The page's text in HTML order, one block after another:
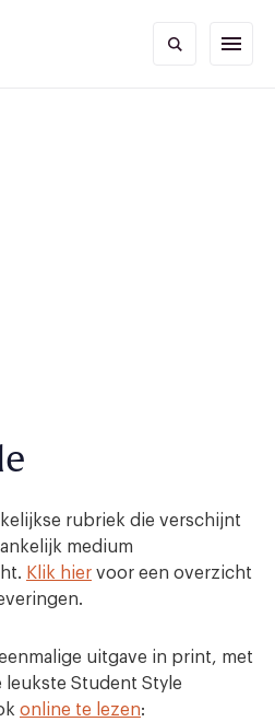
menu
rubriek die verschijnt
medium
Klik hier voor een overzicht
uitgave in print, met
leukste Student Style
online te lezen: